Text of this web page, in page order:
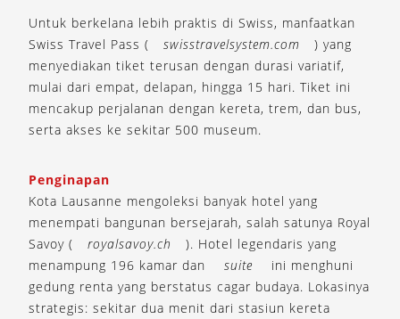
Untuk berkelana lebih praktis di Swiss, manfaatkan
Swiss Travel Pass (
swisstravelsystem.com
) yang
menyediakan tiket terusan dengan durasi variatif,
mulai dari empat, delapan, hingga 15 hari. Tiket ini
mencakup perjalanan dengan kereta, trem, dan bus,
serta akses ke sekitar 500 museum.
Penginapan
Kota Lausanne mengoleksi banyak hotel yang
menempati bangunan bersejarah, salah satunya Royal
Savoy (
royalsavoy.ch
). Hotel legendaris yang
menampung 196 kamar dan
suite
ini menghuni
gedung renta yang berstatus cagar budaya. Lokasinya
strategis: sekitar dua menit dari stasiun kereta